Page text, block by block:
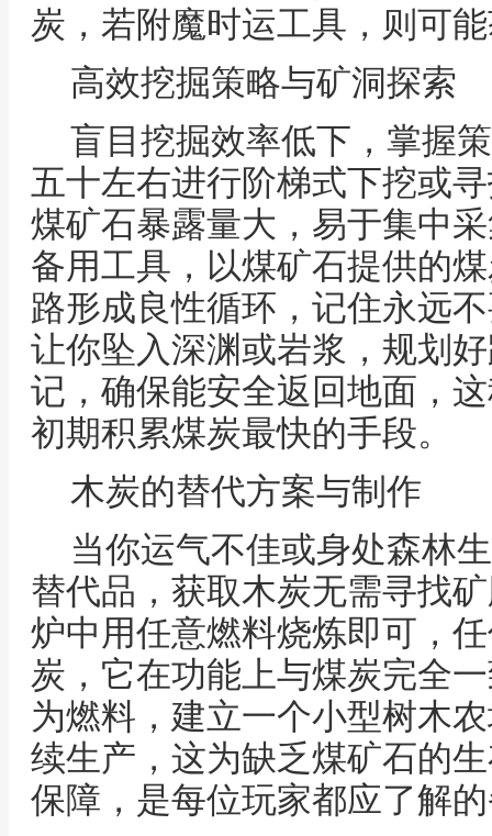
炭，若附魔时运工具，则可
高效挖掘策略与矿洞探索
盲目挖掘效率低下，掌握
五十左右进行阶梯式下挖或
煤矿石暴露量大，易于集中
备用工具，以煤矿石提供的
路形成良性循环，记住永远
让你坠入深渊或岩浆，规划
记，确保能安全返回地面，
初期积累煤炭最快的手段。
木炭的替代方案与制作
当你运气不佳或身处森林
替代品，获取木炭无需寻找
炉中用任意燃料烧炼即可，
炭，它在功能上与煤炭完全
为燃料，建立一个小型树木
续生产，这为缺乏煤矿石的
保障，是每位玩家都应了解